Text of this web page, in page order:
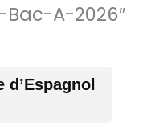
A-2026″